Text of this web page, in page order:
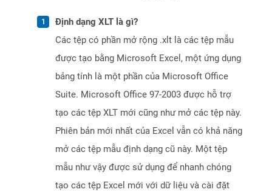
Định dạng XLT là gì?
Các tệp có phần mở rộng .xlt là các tệp mẫu
được tạo bằng Microsoft Excel, một ứng dụng
bảng tính là một phần của Microsoft Office
Suite. Microsoft Office 97-2003 được hỗ trợ
tạo các tệp XLT mới cũng như mở các tệp này.
Phiên bản mới nhất của Excel vẫn có khả năng
mở các tệp mẫu định dạng cũ này. Một tệp
mẫu như vậy được sử dụng để nhanh chóng
tạo các tệp Excel mới với dữ liệu và cài đặt